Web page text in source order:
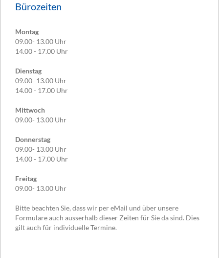
Bürozeiten
Montag
09.00- 13.00 Uhr
14.00 - 17.00 Uhr
Dienstag
09.00- 13.00 Uhr
14.00 - 17.00 Uhr
Mittwoch
09.00- 13.00 Uhr
Donnerstag
09.00- 13.00 Uhr
14.00 - 17.00 Uhr
Freitag
09.00- 13.00 Uhr
Bitte beachten Sie, dass wir per eMail und über unsere
Formulare auch ausserhalb dieser Zeiten für Sie da sind. Dies
gilt auch für individuelle Termine.